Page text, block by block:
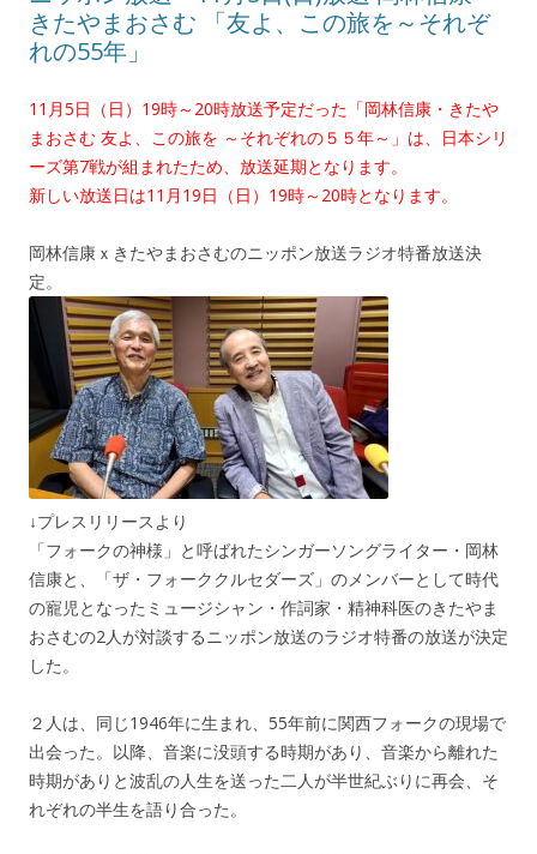
きたやまおさむ 「友よ、この旅を～それぞ
れの55年」
11月5日（日）19時～20時放送予定だった「岡林信康・きたや
まおさむ 友よ、この旅を ～それぞれの５５年～」は、日本シリ
ーズ第7戦が組まれたため、放送延期となります。
新しい放送日は11月19日（日）19時～20時となります。
岡林信康ｘきたやまおさむのニッポン放送ラジオ特番放送決
定。
↓プレスリリースより
「フォークの神様」と呼ばれたシンガーソングライター・岡林
信康と、「ザ・フォーククルセダーズ」のメンバーとして時代
の寵児となったミュージシャン・作詞家・精神科医のきたやま
おさむの2人が対談するニッポン放送のラジオ特番の放送が決定
した。
２人は、同じ1946年に生まれ、55年前に関西フォークの現場で
出会った。以降、音楽に没頭する時期があり、音楽から離れた
時期がありと波乱の人生を送った二人が半世紀ぶりに再会、そ
れぞれの半生を語り合った。